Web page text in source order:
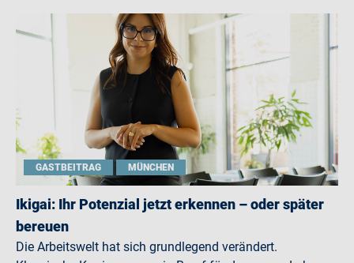
GASTBEITRAG MÜNCHEN
Ikigai: Ihr Potenzial jetzt erkennen – oder später
bereuen
Die Arbeitswelt hat sich grundlegend verändert.